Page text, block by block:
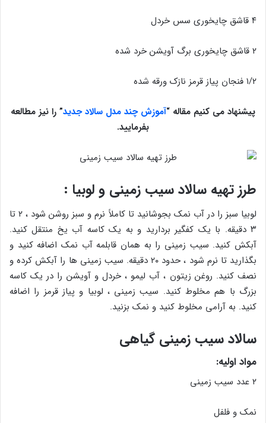
۴ قاشق چایخوری سس خردل
۲ قاشق چایخوری برگ آویشن خرد شده
۱/۲ فنجان پیاز قرمز نازک ورقه شده
پیشنهاد می کنیم مقاله “آموزش چند مدل سالاد جدید” را نیز مطالعه
بفرمایید.
طرز تهیه سالاد سیب زمینی و لوبیا :
لوبیا سبز را در آب نمک بجوشانید تا کاملاً نرم و سبز روشن شود ، ۲ تا
۳ دقیقه. با یک کفگیر بردارید و به یک کاسه آب یخ منتقل کنید.
آبکش کنید. سیب زمینی را به همان قابلمه آب نمک اضافه کنید و
بگذارید تا نرم شود ، حدود ۲۰ دقیقه. سیب زمینی ها را آبکش کرده و
نصف کنید. روغن زیتون ، آب لیمو ، خردل و آویشن را در یک کاسه
بزرگ با هم مخلوط کنید. سیب زمینی ، لوبیا و پیاز قرمز را اضافه
کنید. به آرامی مخلوط کنید و نمک بزنید.
سالاد سیب زمینی گیاهی
مواد اولیه:
۲ عدد سیب زمینی
نمک و فلفل